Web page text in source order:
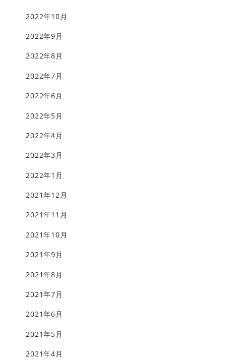
2022年10月
2022年9月
2022年8月
2022年7月
2022年6月
2022年5月
2022年4月
2022年3月
2022年1月
2021年12月
2021年11月
2021年10月
2021年9月
2021年8月
2021年7月
2021年6月
2021年5月
2021年4月